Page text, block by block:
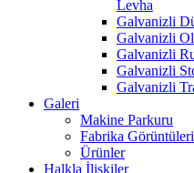
Levha
Galvanizli
Galvanizli
Galvanizli
Galvanizli
Galvanizli
Galeri
Makine Parkuru
Fabrika Görüntüleri
Ürünler
Halkla İlişkiler